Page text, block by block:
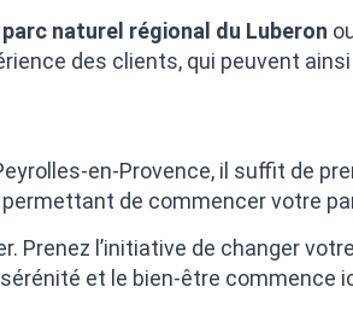
parc naturel régional du Luberon
des clients, qui peuvent
en-Provence, il suffit de
de commencer votre
l’initiative de changer
et le bien-être commence